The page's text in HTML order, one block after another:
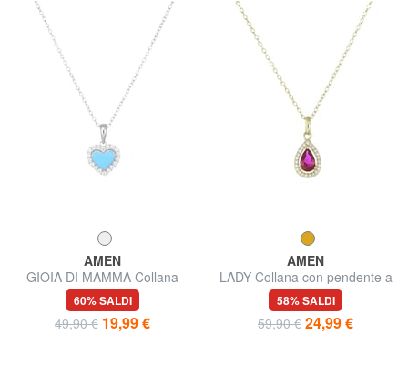
AMEN
GIOIA DI MAMMA Collana
con cuore smaltato e zirconi
60% SALDI
49,90 € 19,99 €
AMEN
LADY Collana con pendente a
goccia e zirconi
58% SALDI
59,90 € 24,99 €